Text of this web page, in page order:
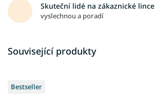
Skuteční lidé na zákaznické lince
vyslechnou a poradí
Související produkty
Bestseller